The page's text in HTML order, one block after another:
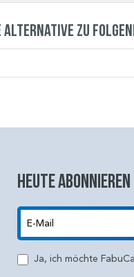
zu
Heute
Ja, ich möchte